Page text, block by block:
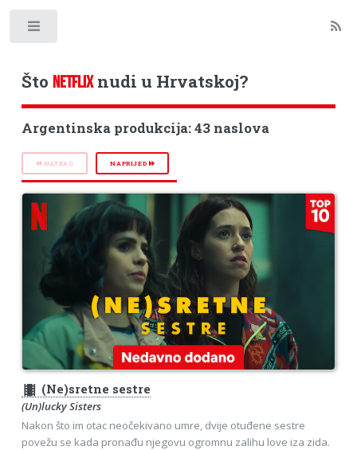
Što NETFLIXnudi u Hrvatskoj?
Argentinska produkcija: 43 naslova
NATRAG NAPRIJED
theaters (Ne)sretne sestre
(Un)lucky Sisters
Nakon što im otac neočekivano umre, dvije otuđene sestre
povežu se kada pronađu njegovu ogromnu zalihu love iza zida.